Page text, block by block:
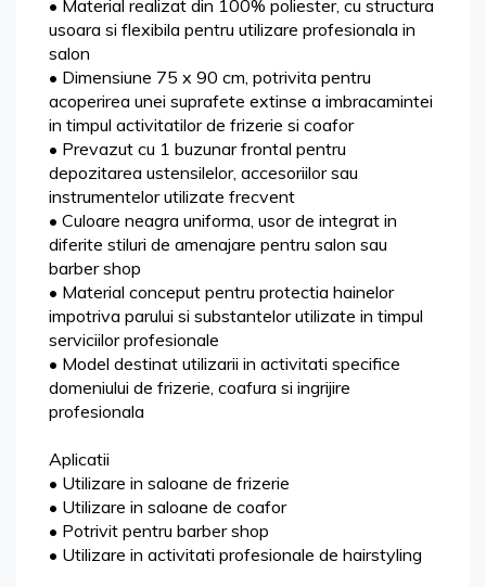
• Material realizat din 100% poliester, cu structura
usoara si flexibila pentru utilizare profesionala in
salon
• Dimensiune 75 x 90 cm, potrivita pentru
acoperirea unei suprafete extinse a imbracamintei
in timpul activitatilor de frizerie si coafor
• Prevazut cu 1 buzunar frontal pentru
depozitarea ustensilelor, accesoriilor sau
instrumentelor utilizate frecvent
• Culoare neagra uniforma, usor de integrat in
diferite stiluri de amenajare pentru salon sau
barber shop
• Material conceput pentru protectia hainelor
impotriva parului si substantelor utilizate in timpul
serviciilor profesionale
• Model destinat utilizarii in activitati specifice
domeniului de frizerie, coafura si ingrijire
profesionala
Aplicatii
• Utilizare in saloane de frizerie
• Utilizare in saloane de coafor
• Potrivit pentru barber shop
• Utilizare in activitati profesionale de hairstyling